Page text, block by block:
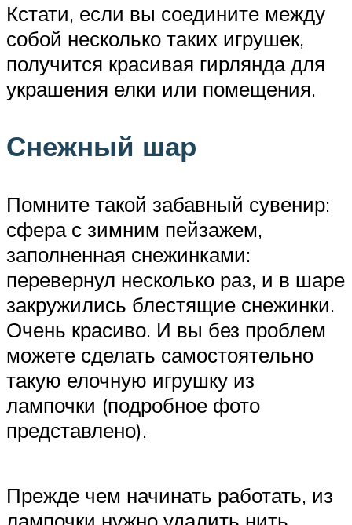
Кстати, если вы соедините между
собой несколько таких игрушек,
получится красивая гирлянда для
украшения елки или помещения.
Снежный шар
Помните такой забавный сувенир:
сфера с зимним пейзажем,
заполненная снежинками:
перевернул несколько раз, и в шаре
закружились блестящие снежинки.
Очень красиво. И вы без проблем
можете сделать самостоятельно
такую елочную игрушку из
лампочки (подробное фото
представлено).
Прежде чем начинать работать, из